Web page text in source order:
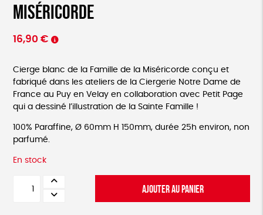
Miséricorde
16,90 €
Cierge blanc de la Famille de la Miséricorde conçu et
fabriqué dans les ateliers de la Ciergerie Notre Dame de
France au Puy en Velay en collaboration avec Petit Page
qui a dessiné l’illustration de la Sainte Famille !
100% Paraffine, Ø 60mm H 150mm, durée 25h environ, non
parfumé.
En stock
AJOUTER AU PANIER